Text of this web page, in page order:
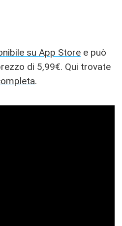
su App Store e può
di 5,99€. Qui trovate
.